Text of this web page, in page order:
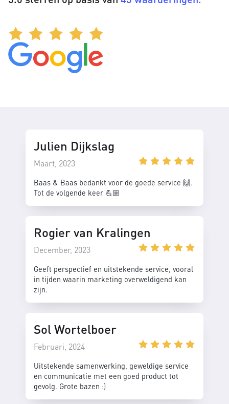
Julien Dijkslag
Maart, 2023
Baas & Baas bedankt voor de goede service 🙌.
Tot de volgende keer 💪🏼
Rogier van Kralingen
December, 2023
Geeft perspectief en uitstekende service, vooral
in tijden waarin marketing overweldigend kan
zijn.
Sol Wortelboer
Februari, 2024
Uitstekende samenwerking, geweldige service
en communicatie met een goed product tot
gevolg. Grote bazen :)